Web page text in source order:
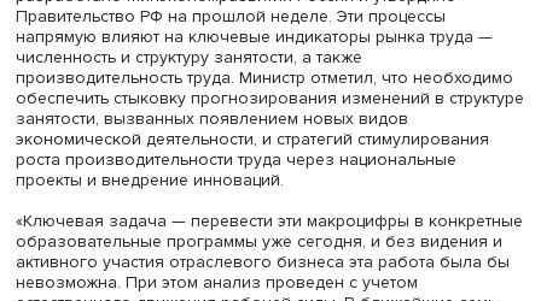
стоимости и производительности труда на 7-летний
документы стратегического планирования,
соотношения численности занятых и рабочих мест,
интенсивность труда. Профессионально-
разрез готовится на основе Всероссийского опроса
работодателей и экспертов. В опросе поучаствовали
компаний. Дополнительно 350 экспертов участвовали в
оценке ключевых сквозных компетенций, новых
технологических решений, которые будут влиять на
в сфере занятости.
Еще одним ответом на вызовы рынка труда должен
рост производительности труда.